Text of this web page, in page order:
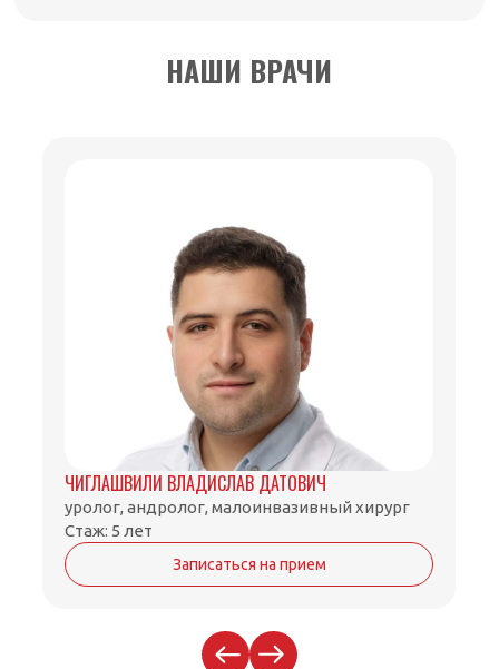
НАШИ ВРАЧИ
ЧИГЛАШВИЛИ ВЛАДИСЛАВ ДАТОВИЧ
уролог, андролог, малоинвазивный хирург
Стаж: 5 лет
Записаться на прием